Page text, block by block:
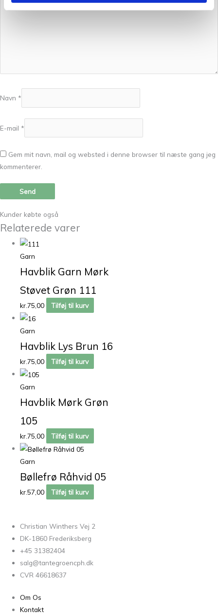
Navn *
E-mail *
Gem mit navn, mail og websted i denne browser til næste gang jeg
kommenterer.
Kunder købte også
Relaterede varer
Garn
Havblik Garn Mørk
Støvet Grøn 111
kr.75,00 Tilføj til kurv
Garn
Havblik Lys Brun 16
kr.75,00 Tilføj til kurv
Garn
Havblik Mørk Grøn
105
kr.75,00 Tilføj til kurv
Garn
Bøllefrø Råhvid 05
kr.57,00 Tilføj til kurv
Christian Winthers Vej 2
DK-1860 Frederiksberg
+45 31382404
salg@tantegroencph.dk
CVR 46618637
Om Os
Kontakt